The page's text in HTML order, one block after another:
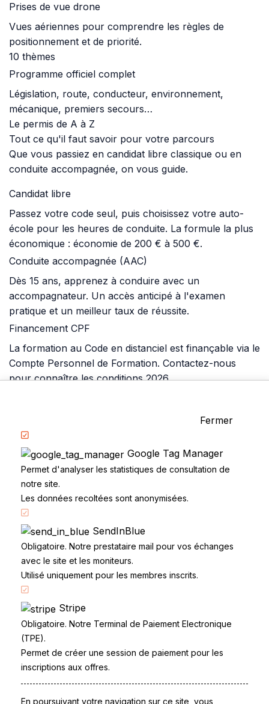
Prises de vue drone
Vues aériennes pour comprendre les règles de
positionnement et de priorité.
10 thèmes
Programme officiel complet
Législation, route, conducteur, environnement,
mécanique, premiers secours…
Le permis de A à Z
Tout ce qu'il faut savoir pour votre parcours
Que vous passiez en candidat libre classique ou en
conduite accompagnée, on vous guide.
Candidat libre
Passez votre code seul, puis choisissez votre auto-
école pour les heures de conduite. La formule la plus
économique : économie de 200 € à 500 €.
Conduite accompagnée (AAC)
Dès 15 ans, apprenez à conduire avec un
accompagnateur. Un accès anticipé à l'examen
pratique et un meilleur taux de réussite.
Financement CPF
La formation au Code en distanciel est finançable via le
Compte Personnel de Formation. Contactez-nous
pour connaître les conditions 2026.
Nos questions orales vous préparent aux vérifications
posées par l'examinateur le jour de l'épreuve pratique
(intérieur, extérieur, premiers secours).
Prêt à décrocher votre code ?
Des milliers de candidats libres réussissent leur
examen avec CandidatLibre.net. Commencez dès
aujourd'hui.
Je m'inscris — 9,90 €
Formule complète — 49,90 €
Code de la route
Partenaires
Permis à points
CandidatLibre.net
Fermer
Google Tag Manager
Permet d'analyser les statistiques de consultation de
notre site.
Les données recoltées sont anonymisées.
SendInBlue
Obligatoire. Notre prestataire mail pour vos échanges
avec le site et les moniteurs.
Utilisé uniquement pour les membres inscrits.
Stripe
Obligatoire. Notre Terminal de Paiement Electronique
(TPE).
Permet de créer une session de paiement pour les
inscriptions aux offres.
En poursuivant votre navigation sur ce site, vous